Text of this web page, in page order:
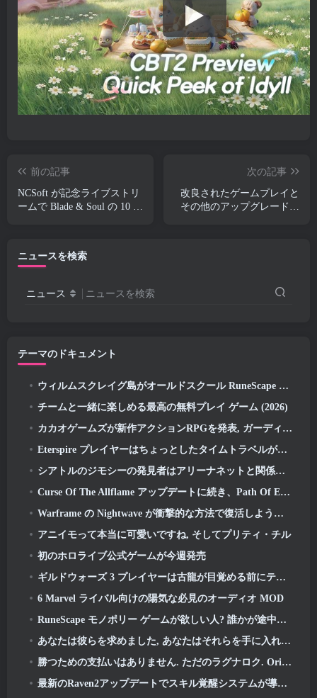
前の記事
NCSoft が記念ライブストリ
ームで Blade & Soul の 10 周
次の記事
改良されたゲームプレイと
その他のアップグレードが
ニュースを検索
ニュース ニュースを検索
テーマのドキュメント
ウィルムスクレイグ島がオールドスクール RuneScape で探索できるようになりました
チームと一緒に楽しめる最高の無料プレイ ゲーム (2026)
カカオゲームズが新作アクションRPGを発表, ガーディアンメイデン
Eterspire プレイヤーはちょっとしたタイムトラベルができるようになりました…お楽しみとして
シアトルのジモシーの発見者はアリーナネットと関係がある, もちろん、彼らはそれをギルドウォーズに追加しています 2
Curse Of The Allflame アップデートに続き、Path Of Exile がフィードバックに基づいていくつかの変更を発表
Warframe の Nightwave が衝撃的な方法で復活しようとしている
アニイモって本当に可愛いですね, そしてプリティ・チル
初のホロライブ公式ゲームが今週発売
ギルドウォーズ 3 プレイヤーは古龍が目覚める前にティリアの世界を体験できるようになります
6 Marvel ライバル向けの陽気な必見のオーディオ MOD
RuneScape モノポリー ゲームが欲しい人? 誰かが途中にいるから
あなたは彼らを求めました, あなたはそれらを手に入れています. ドラゴンがアルビオンオンラインにやってくる
勝つための支払いはありません. ただのラグナロク. Origin Classic が 7 月に発売 23
最新のRaven2アップデートでスキル覚醒システムが導入, プレイヤーにスキルを向上させるためのより多くの方法を提供する